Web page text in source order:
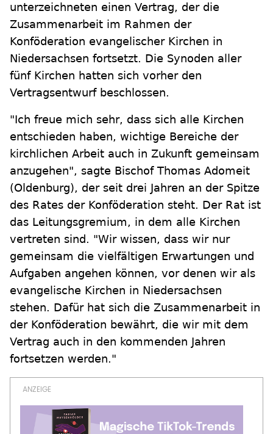
unterzeichneten einen Vertrag, der die
Zusammenarbeit im Rahmen der
Konföderation evangelischer Kirchen in
Niedersachsen fortsetzt. Die Synoden aller
fünf Kirchen hatten sich vorher den
Vertragsentwurf beschlossen.
"Ich freue mich sehr, dass sich alle Kirchen
entschieden haben, wichtige Bereiche der
kirchlichen Arbeit auch in Zukunft gemeinsam
anzugehen", sagte Bischof Thomas Adomeit
(Oldenburg), der seit drei Jahren an der Spitze
des Rates der Konföderation steht. Der Rat ist
das Leitungsgremium, in dem alle Kirchen
vertreten sind. "Wir wissen, dass wir nur
gemeinsam die vielfältigen Erwartungen und
Aufgaben angehen können, vor denen wir als
evangelische Kirchen in Niedersachsen
stehen. Dafür hat sich die Zusammenarbeit in
der Konföderation bewährt, die wir mit dem
Vertrag auch in den kommenden Jahren
fortsetzen werden."